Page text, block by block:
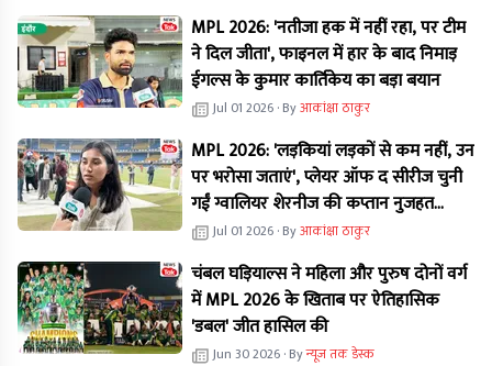
MPL 2026: 'नतीजा हक में नहीं रहा, पर टीम
ने दिल जीता', फाइनल में हार के बाद निमाड़
ईगल्स के कुमार कार्तिकेय का बड़ा बयान
Jul 01 2026 · Byआकांक्षा ठाकुर
MPL 2026: 'लड़कियां लड़कों से कम नहीं, उन
पर भरोसा जताएं', प्लेयर ऑफ द सीरीज चुनी
गईं ग्वालियर शेरनीज की कप्तान नुजहत
परवीन का बड़ा बयान
Jul 01 2026 · Byआकांक्षा ठाकुर
चंबल घड़ियाल्स ने महिला और पुरुष दोनों वर्ग
में MPL 2026 के खिताब पर ऐतिहासिक
'डबल' जीत हासिल की
Jun 30 2026 · Byन्यूज तक डेस्क